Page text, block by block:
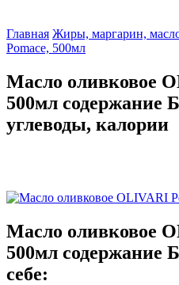
Главная Жиры, маргарин,
Pomace, 500мл
Масло оливковое
500мл
углеводы, калории
Масло оливковое
500мл содержание
себе: